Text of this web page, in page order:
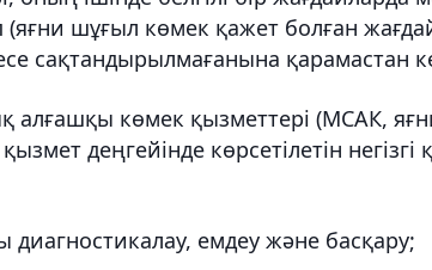
шұғыл көмек қажет болған
сақтандырылмағанына қарамастан
көмек қызметтері (МСАК, яғни
деңгейінде көрсетілетін
диагностикалау, емдеу және басқару;